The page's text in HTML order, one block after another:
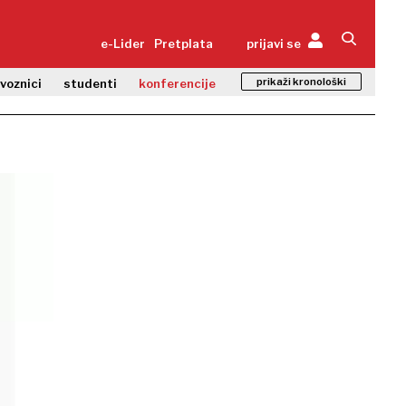
e-Lider Pretplata prijavi se
studenti konferencije prikaži kronološki